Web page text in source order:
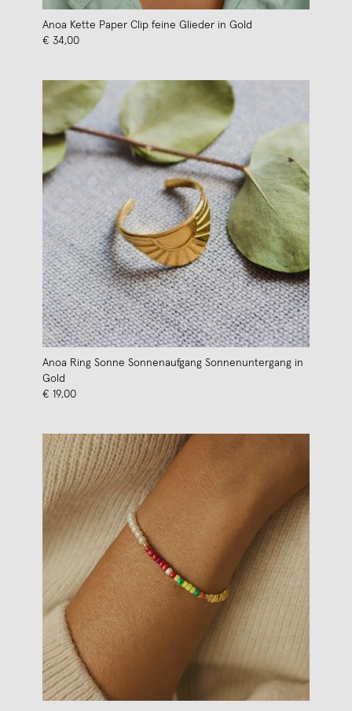
Anoa Kette Paper Clip feine Glieder in Gold
€ 34,00
Anoa Ring Sonne Sonnenaufgang Sonnenuntergang in
Gold
€ 19,00